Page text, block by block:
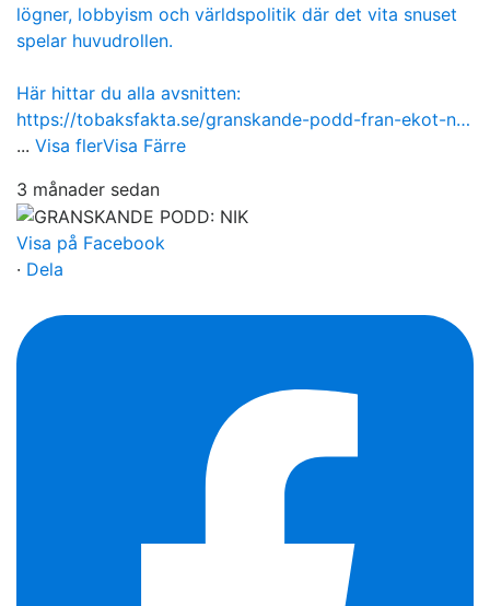
lögner, lobbyism och världspolitik där det vita snuset
spelar huvudrollen.
Här hittar du alla avsnitten:
https://tobaksfakta.se/granskande-podd-fran-ekot-n…
... Visa flerVisa Färre
3 månader sedan
Visa på Facebook
· Dela